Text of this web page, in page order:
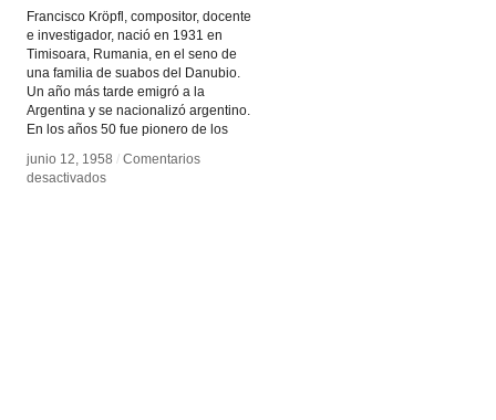
Francisco Kröpfl, compositor, docente
e investigador, nació en 1931 en
Timisoara, Rumania, en el seno de
una familia de suabos del Danubio.
Un año más tarde emigró a la
Argentina y se nacionalizó argentino.
En los años 50 fue pionero de los
junio 12, 1958 / Comentarios
desactivadosen
junio 12, 1958 / Comentarios
desactivadosen